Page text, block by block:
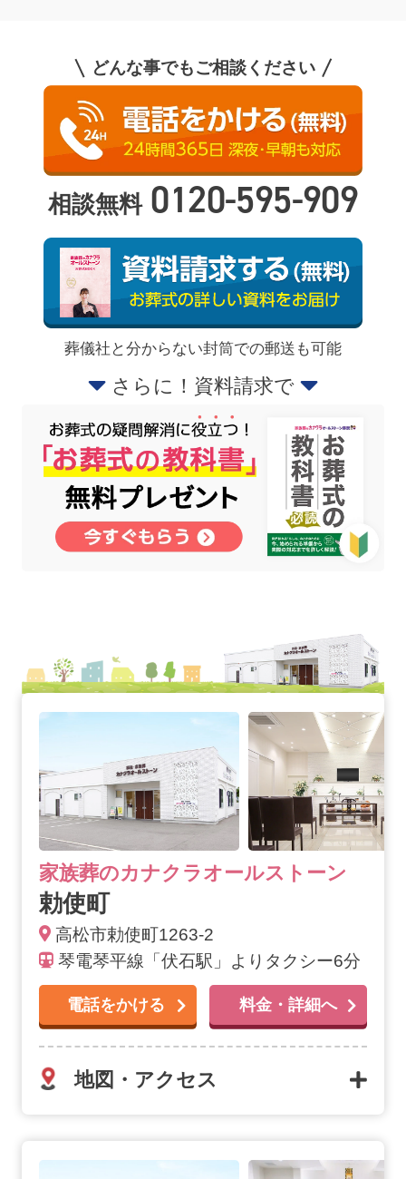
どんな事でもご相談ください
相談無料 0120-595-909
葬儀社と分からない封筒での郵送も可能
さらに！資料請求で
家族葬のカナクラオールストーン
勅使町
高松市勅使町1263-2
琴電琴平線「伏石駅」よりタクシー6分
電話をかける 料金・詳細へ
地図・アクセス